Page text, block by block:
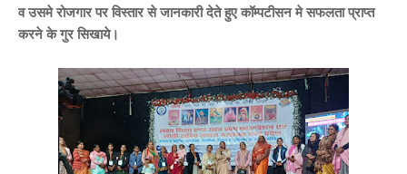
व उसमे रोजगार पर विस्तार से जानकारी देते हुए कॉम्पटीसन मे सफलता प्राप्त
करने के गुर सिखाये।